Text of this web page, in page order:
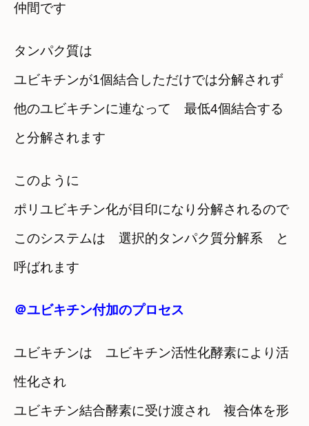
仲間です
タンパク質は
ユビキチンが1個結合しただけでは分解されず
他のユビキチンに連なって 最低4個結合する
と分解されます
このように
ポリユビキチン化が目印になり分解されるので
このシステムは 選択的タンパク質分解系 と
呼ばれます
＠ユビキチン付加のプロセス
ユビキチンは ユビキチン活性化酵素により活
性化され
ユビキチン結合酵素に受け渡され 複合体を形